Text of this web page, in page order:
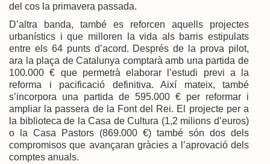
del cos la primavera passada.
D’altra banda, també es reforcen aquells projectes
urbanístics i que milloren la vida als barris estipulats
entre els 64 punts d’acord. Després de la prova pilot,
ara la plaça de Catalunya comptarà amb una partida de
100.000 € que permetrà elaborar l’estudi previ a la
reforma i pacificació definitiva. Així mateix, també
s’incorpora una partida de 595.000 € per reformar i
ampliar la passera de la Font del Rei. El projecte per a
la biblioteca de la Casa de Cultura (1,2 milions d’euros)
o la Casa Pastors (869.000 €) també són dos dels
compromisos que avançaran gràcies a l’aprovació dels
comptes anuals.